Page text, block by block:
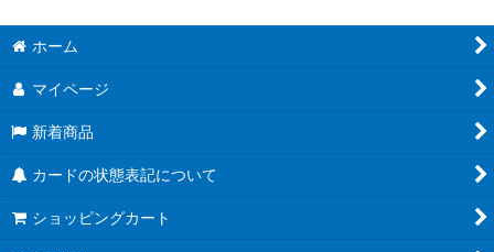
ホーム
マイページ
新着商品
カードの状態表記について
ショッピングカート